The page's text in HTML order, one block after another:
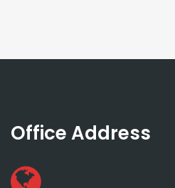
Office Address